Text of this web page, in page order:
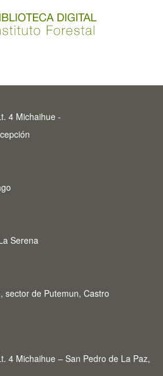
4 Michaihue -
Serena
sector de Putemun, Castro
4 Michaihue – San Pedro de La Paz,